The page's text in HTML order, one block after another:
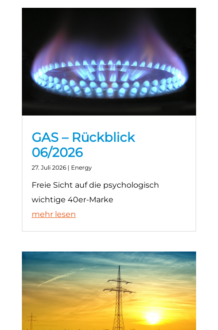
GAS – Rückblick
06/2026
27. Juli 2026| Energy
Freie Sicht auf die psychologisch
wichtige 40er-Marke
mehr lesen